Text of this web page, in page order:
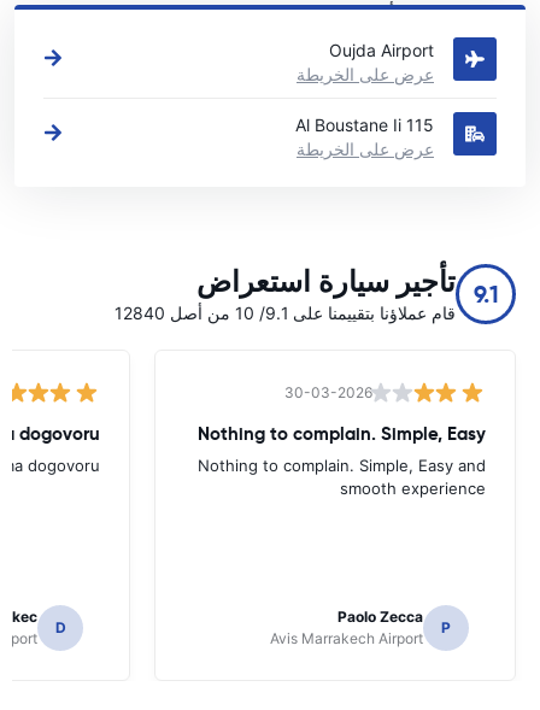
اطلع على مواقع تأجير السيارات الرئيسية لدينا في Oujda
Oujda Airport
عرض على الخريطة
115 Al Boustane Ii
عرض على الخريطة
9.1 تأجير سيارة استعراض
قام عملاؤنا بتقييمنا على 9.1/ 10 من أصل 12840
30-03-2026
Nothing to complain. Simple, Easy
Nothing to complain. Simple, Easy and
smooth experience
P
Paolo Zecca
Avis Marrakech Airport
dogovoru
dogovoru
D